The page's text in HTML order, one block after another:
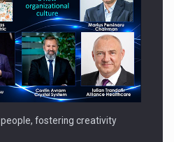
people, fostering creativity